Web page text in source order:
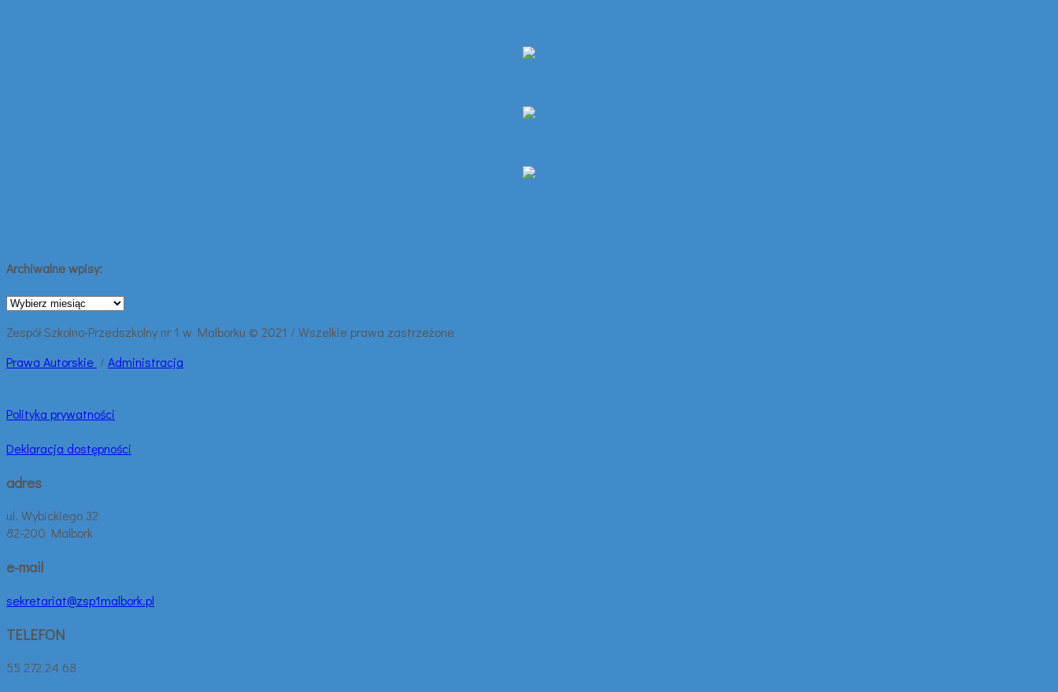
Archiwalne wpisy:
Archiwalne
Zespół Szkolno-Przedszkolny nr 1 w Malborku © 2021 / Wszelkie prawa zastrzeżone
Prawa Autorskie /Administracja
Polityka prywatności
Deklaracja dostępności
adres
ul. Wybickiego 32
82-200 Malbork
e-mail
sekretariat@zsp1malbork.pl
TELEFON
55 272 24 68